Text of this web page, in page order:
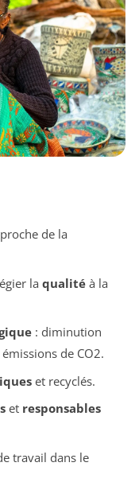
de la
la qualitéà la
: diminution
de CO2.
et recyclés.
et responsables
travail dans le